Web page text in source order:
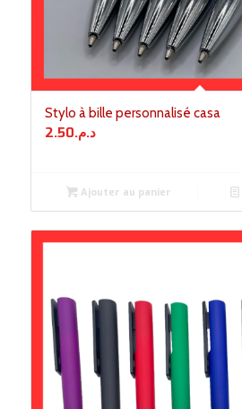
Stylo à bille personnalisé casa
د.م.2.50
Ajouter au panier